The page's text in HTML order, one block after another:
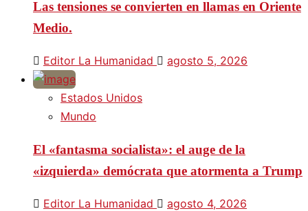
Las tensiones se convierten en llamas en Oriente
Medio.
Editor La Humanidad agosto 5, 2026
Estados Unidos
Mundo
El «fantasma socialista»: el auge de la
«izquierda» demócrata que atormenta a Trump
Editor La Humanidad agosto 4, 2026